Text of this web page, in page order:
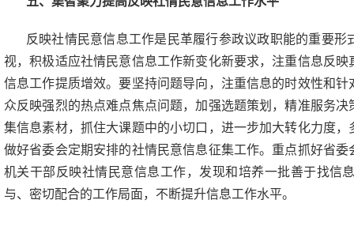
反映社情民意信息工作是民革履行参政议政职能的重要
视，积极适应社情民意信息工作新变化新要求，注重信息反
信息工作提质增效。要坚持问题导向，注重信息的时效性和
众反映强烈的热点难点焦点问题，加强选题策划，精准服务
集信息素材，抓住大课题中的小切口，进一步加大转化力度
做好省委会定期安排的社情民意信息征集工作。重点抓好省
机关干部反映社情民意信息工作，发现和培养一批善于找信
与、密切配合的工作局面，不断提升信息工作水平。